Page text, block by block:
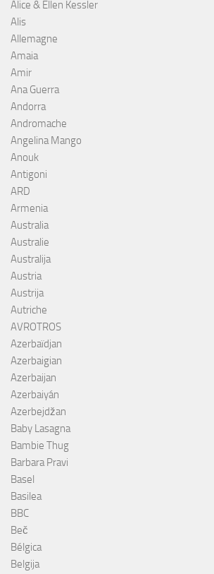
Alice & Ellen Kessler
Alis
Allemagne
Amaia
Amir
Ana Guerra
Andorra
Andromache
Angelina Mango
Anouk
Antigoni
ARD
Armenia
Australia
Australie
Australija
Austria
Austrija
Autriche
AVROTROS
Azerbaïdjan
Azerbaigian
Azerbaijan
Azerbaiyán
Azerbejdžan
Baby Lasagna
Bambie Thug
Barbara Pravi
Basel
Basilea
BBC
Beč
Bélgica
Belgija